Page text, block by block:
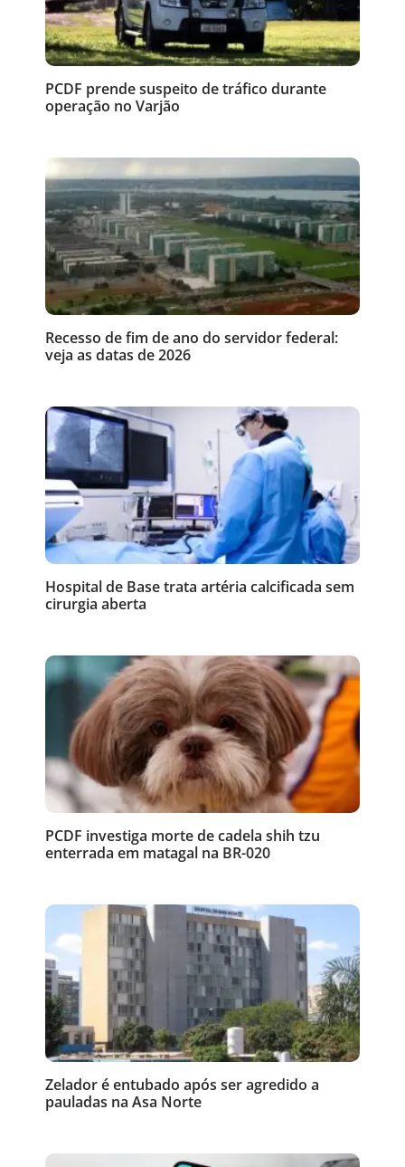
PCDF prende suspeito de tráfico durante
operação no Varjão
Recesso de fim de ano do servidor federal:
veja as datas de 2026
Hospital de Base trata artéria calcificada sem
cirurgia aberta
PCDF investiga morte de cadela shih tzu
enterrada em matagal na BR-020
Zelador é entubado após ser agredido a
pauladas na Asa Norte